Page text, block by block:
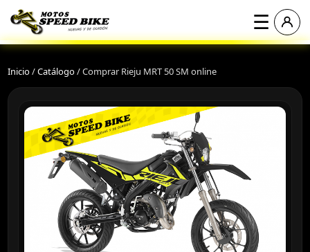
☰
Inicio/Catálogo/Comprar Rieju MRT 50 SM online